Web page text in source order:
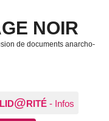
NOIR
de documents anarcho-
@RITÉ - Infos